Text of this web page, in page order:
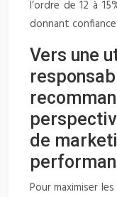
l’ordre de 12 à
donnant
Vers une
de
Pour maximiser